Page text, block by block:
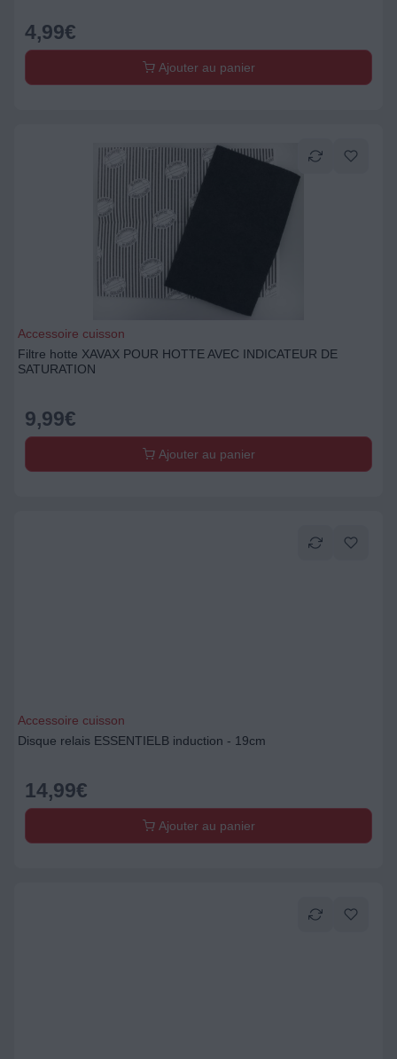
4,99€
Ajouter au panier
Accessoire cuisson
Filtre hotte XAVAX POUR HOTTE AVEC INDICATEUR DE
SATURATION
9,99€
Ajouter au panier
Accessoire cuisson
Disque relais ESSENTIELB induction - 19cm
14,99€
Ajouter au panier